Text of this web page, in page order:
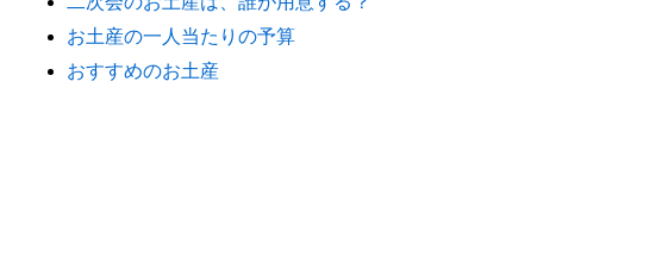
お土産の一人当たりの予算
おすすめのお土産